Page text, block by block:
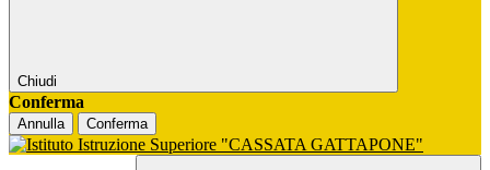
Chiudi
Conferma
Annulla Conferma